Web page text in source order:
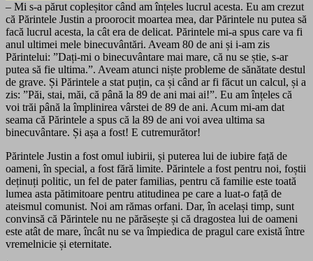
– Mi s-a părut copleșitor când am înțeles lucrul acesta. Eu am crezut
că Părintele Justin a proorocit moartea mea, dar Părintele nu putea să
facă lucrul acesta, la cât era de delicat. Părintele mi-a spus care va fi
anul ultimei mele binecuvântări. Aveam 80 de ani și i-am zis
Părintelui: ”Dați-mi o binecuvântare mai mare, că nu se știe, s-ar
putea să fie ultima.”. Aveam atunci niște probleme de sănătate destul
de grave. Și Părintele a stat puțin, ca și când ar fi făcut un calcul, și a
zis: ”Păi, stai, măi, că până la 89 de ani mai ai!”. Eu am înțeles că
voi trăi până la împlinirea vârstei de 89 de ani. Acum mi-am dat
seama că Părintele a spus că la 89 de ani voi avea ultima sa
binecuvântare. Și așa a fost! E cutremurător!
Părintele Justin a fost omul iubirii, și puterea lui de iubire față de
oameni, în special, a fost fără limite. Părintele a fost pentru noi, foștii
deținuți politic, un fel de pater familias, pentru că familie este toată
lumea asta pătimitoare pentru atitudinea pe care a luat-o față de
ateismul comunist. Noi am rămas orfani. Dar, în același timp, sunt
convinsă că Părintele nu ne părăsește și că dragostea lui de oameni
este atât de mare, încât nu se va împiedica de pragul care există între
vremelnicie și eternitate.